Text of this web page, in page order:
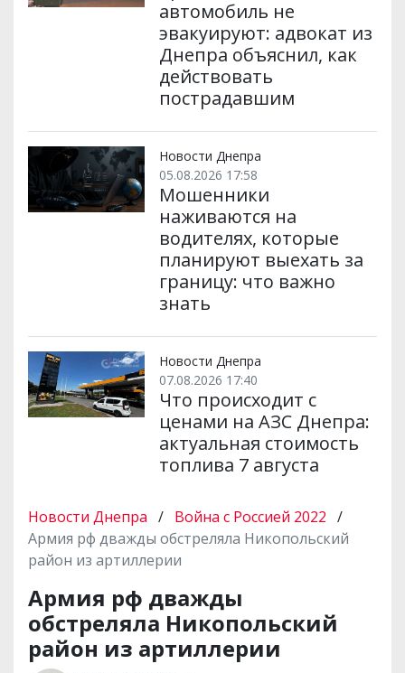
автомобиль не
эвакуируют: адвокат из
Днепра объяснил, как
действовать
пострадавшим
Новости Днепра
05.08.2026 17:58
Мошенники
наживаются на
водителях, которые
планируют выехать за
границу: что важно
знать
Новости Днепра
07.08.2026 17:40
Что происходит с
ценами на АЗС Днепра:
актуальная стоимость
топлива 7 августа
Новости Днепра / Война с Россией 2022 /
Армия рф дважды обстреляла Никопольский
район из артиллерии
Армия рф дважды
обстреляла Никопольский
район из артиллерии